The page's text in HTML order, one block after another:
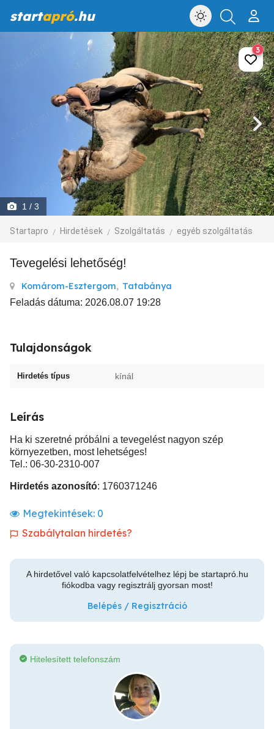
startapró.hu
1 / 3
Startapro Hirdetések Szolgáltatás egyéb szolgáltatás
3
Tevegelési lehetőség!
Komárom-Esztergom, Tatabánya
Feladás dátuma: 2026.08.07 19:28
Tulajdonságok
Hirdetés típus kínál
Leírás
Ha ki szeretné próbálni a tevegelést nagyon szép
környezetben, most lehetséges!
Tel.: 06-30-2310-007
Hirdetés azonosító: 1760371246
Megtekintések: 0
Szabálytalan hirdetés?
A hirdetővel való kapcsolatfelvételhez lépj be startapró.hu
fiókodba vagy regisztrálj gyorsan most!
Belépés / Regisztráció
Hitelesített telefonszám